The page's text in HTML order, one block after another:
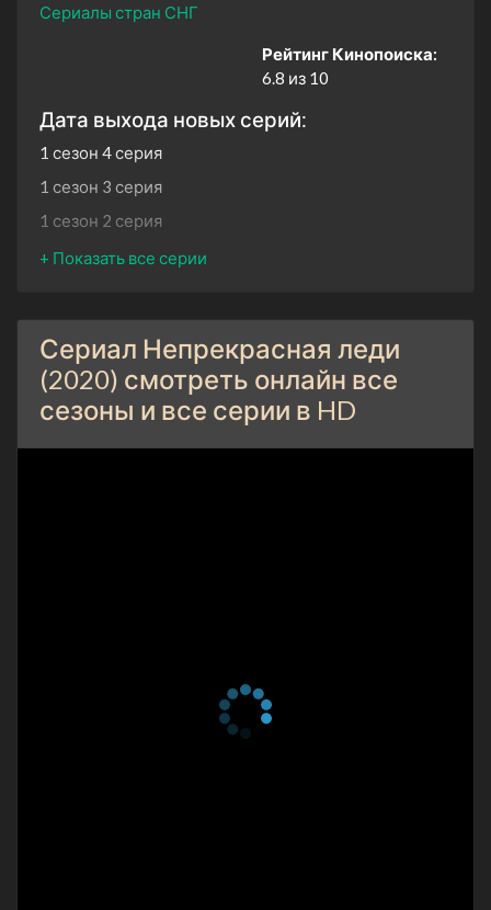
Сериалы стран СНГ
Рейтинг Кинопоиска:
6.8 из 10
Дата выхода новых серий:
1 сезон 4 серия
1 сезон 3 серия
1 сезон 2 серия
1 сезон 1 серия
Сериал Непрекрасная леди
(2020) смотреть онлайн все
сезоны и все серии в HD